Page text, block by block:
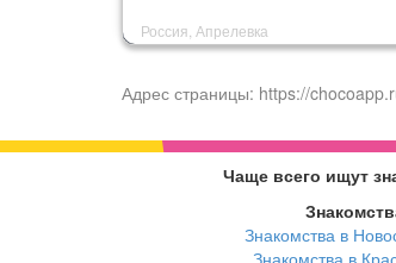
Россия, Апрелевка
Адрес страницы: https://
Чаще всего ищут
Знакомства в
Знакомства в